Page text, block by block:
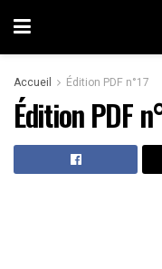
Accueil Édition PDF n°17
Édition PDF